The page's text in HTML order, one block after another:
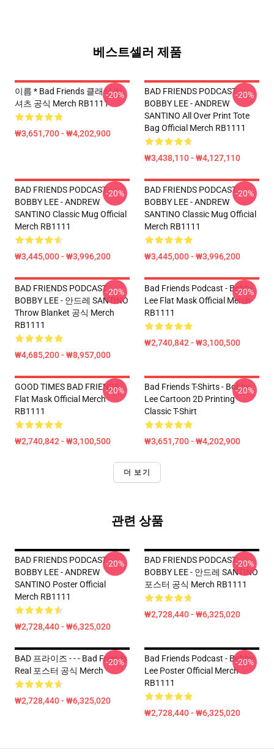
베스트셀러 제품
이름 * Bad Friends 클래식 티
셔츠 공식 Merch RB1111
₩3,651,700 - ₩4,202,900
-20%
BAD FRIENDS PODCAST -
BOBBY LEE - ANDREW
SANTINO All Over Print Tote
Bag Official Merch RB1111
₩3,438,110 - ₩4,127,110
-20%
BAD FRIENDS PODCAST -
BOBBY LEE - ANDREW
SANTINO Classic Mug Official
Merch RB1111
₩3,445,000 - ₩3,996,200
-20%
BAD FRIENDS PODCAST -
BOBBY LEE - ANDREW
SANTINO Classic Mug Official
Merch RB1111
₩3,445,000 - ₩3,996,200
-20%
BAD FRIENDS PODCAST -
BOBBY LEE - 안드레 SANTINO
Throw Blanket 공식 Merch
RB1111
₩4,685,200 - ₩8,957,000
-20%
Bad Friends Podcast - Bobby
Lee Flat Mask Official Merch
RB1111
₩2,740,842 - ₩3,100,500
-20%
GOOD TIMES BAD FRIENDS
Flat Mask Official Merch
RB1111
₩2,740,842 - ₩3,100,500
-20%
Bad Friends T-Shirts - Bobby
Lee Cartoon 2D Printing
Classic T-Shirt
₩3,651,700 - ₩4,202,900
-20%
더 보기
관련 상품
BAD FRIENDS PODCAST -
BOBBY LEE - ANDREW
SANTINO Poster Official
Merch RB1111
₩2,728,440 - ₩6,325,020
-20%
BAD FRIENDS PODCAST -
BOBBY LEE - 안드레 SANTINO
포스터 공식 Merch RB1111
₩2,728,440 - ₩6,325,020
-20%
BAD 프라이즈 - - - Bad Friends
Real 포스터 공식 Merch
₩2,728,440 - ₩6,325,020
-20%
Bad Friends Podcast - Bobby
Lee Poster Official Merch
RB1111
₩2,728,440 - ₩6,325,020
-20%